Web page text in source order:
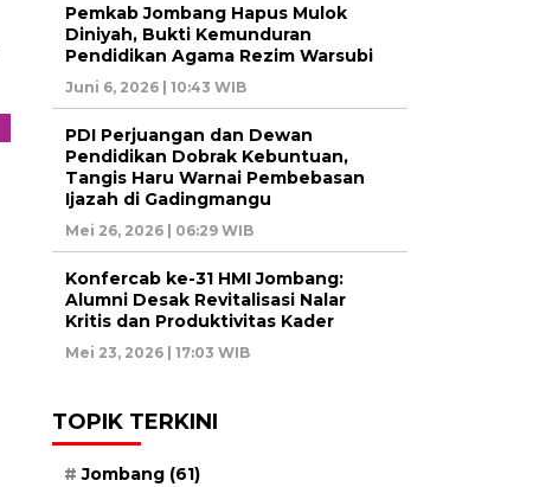
Pemkab Jombang Hapus Mulok
Diniyah, Bukti Kemunduran
Pendidikan Agama Rezim Warsubi
Juni 6, 2026 | 10:43 WIB
PDI Perjuangan dan Dewan
Pendidikan Dobrak Kebuntuan,
Tangis Haru Warnai Pembebasan
Ijazah di Gadingmangu
Mei 26, 2026 | 06:29 WIB
Konfercab ke-31 HMI Jombang:
Alumni Desak Revitalisasi Nalar
Kritis dan Produktivitas Kader
Mei 23, 2026 | 17:03 WIB
TOPIK TERKINI
Jombang (61)